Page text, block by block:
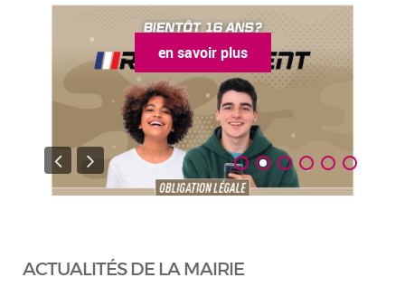
en savoir plus
ACTUALITÉS DE LA MAIRIE